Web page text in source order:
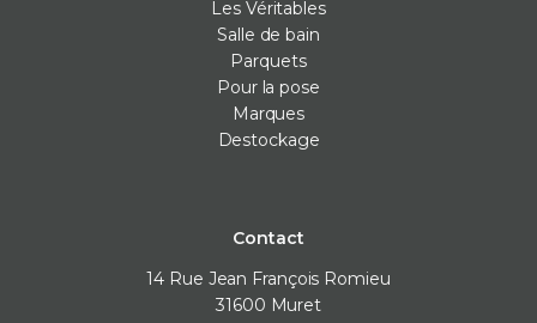
Les Véritables
Salle de bain
Parquets
Pour la pose
Marques
Destockage
Contact
14 Rue Jean François Romieu
31600 Muret